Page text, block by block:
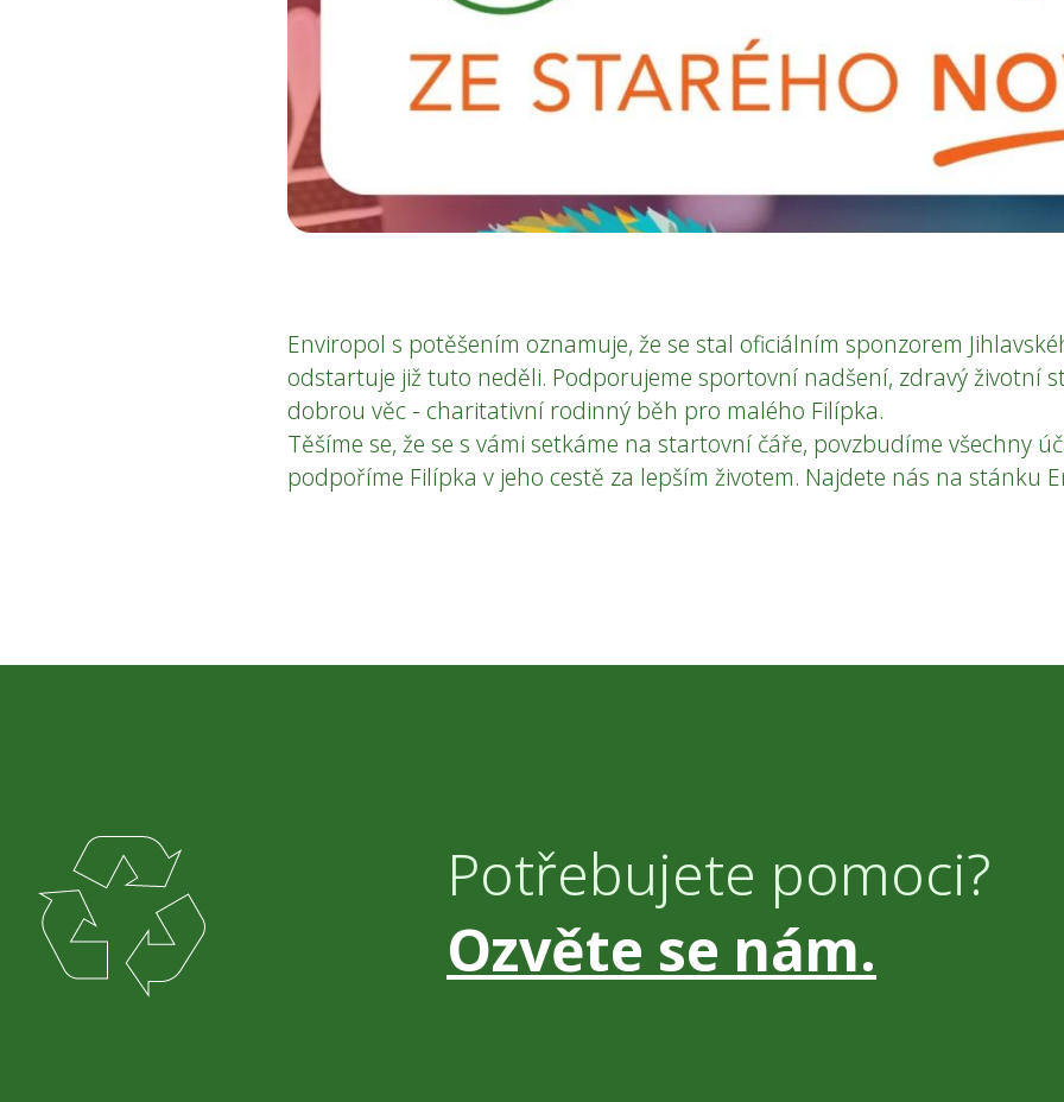
Enviropol s potěšením oznamuje, že se stal oficiálním sponzorem
odstartuje již tuto neděli. Podporujeme sportovní nadšení, zdravý životní
dobrou věc - charitativní rodinný běh pro malého Filípka.
Těšíme se, že se s vámi setkáme na startovní čáře, povzbudíme všechny
podpoříme Filípka v jeho cestě za lepším životem. Najdete nás na stánku
Potřebujete pomoci?
Ozvěte se nám.